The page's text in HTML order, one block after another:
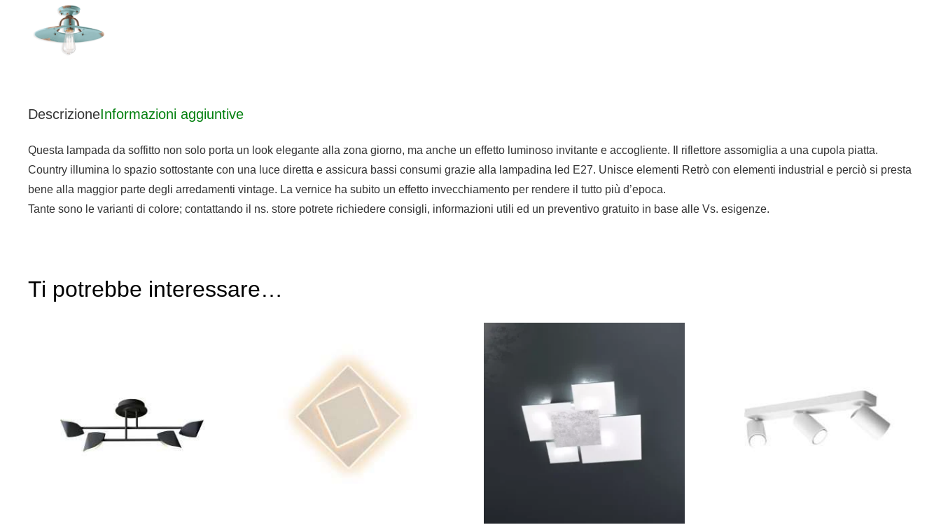
DescrizioneInformazioni aggiuntive
Questa lampada da soffitto non solo porta un look elegante alla zona giorno, ma anche un effetto luminoso invitante e accogliente. Il riflettore assomiglia a una cupola piatta.
Country illumina lo spazio sottostante con una luce diretta e assicura bassi consumi grazie alla lampadina led E27. Unisce elementi Retrò con elementi industrial e perciò si presta
bene alla maggior parte degli arredamenti vintage. La vernice ha subito un effetto invecchiamento per rendere il tutto più d’epoca.
Tante sono le varianti di colore; contattando il ns. store potrete richiedere consigli, informazioni utili ed un preventivo gratuito in base alle Vs. esigenze.
Ti potrebbe interessare…